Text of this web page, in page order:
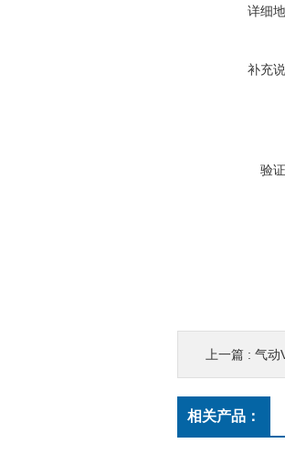
详细
补充
验
上一篇 : 气动
相关产品：